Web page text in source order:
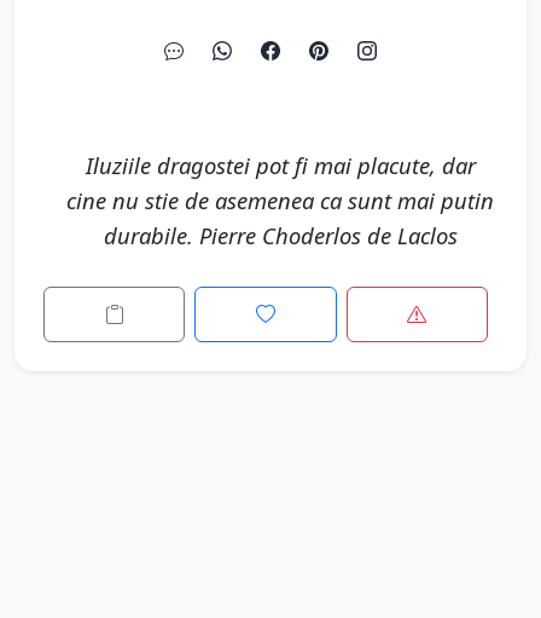
Iluziile dragostei pot fi mai placute, dar
cine nu stie de asemenea ca sunt mai putin
durabile. Pierre Choderlos de Laclos